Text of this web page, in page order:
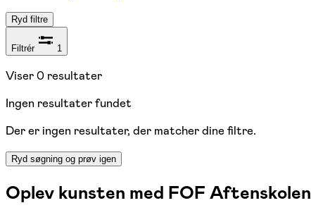
Ryd filtre
Filtrér 1
Viser0 resultater
Ingen resultater fundet
Der er ingen resultater, der matcher dine filtre.
Ryd søgning og prøv igen
Oplev kunsten med FOF Aftenskolen